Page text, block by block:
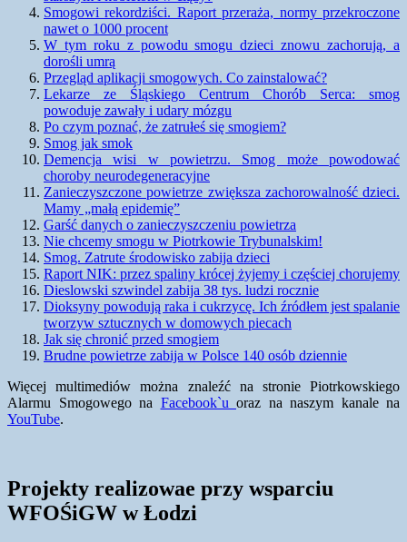
Smogowi rekordziści. Raport przeraża, normy przekroczone
nawet o 1000 procent
W tym roku z powodu smogu dzieci znowu zachorują, a
dorośli umrą
Przegląd aplikacji smogowych. Co zainstalować?
Lekarze ze Śląskiego Centrum Chorób Serca: smog
powoduje zawały i udary mózgu
Po czym poznać, że zatrułeś się smogiem?
Smog jak smok
Demencja wisi w powietrzu. Smog może powodować
choroby neurodegeneracyjne
Zanieczyszczone powietrze zwiększa zachorowalność dzieci.
Mamy „małą epidemię”
Garść danych o zanieczyszczeniu powietrza
Nie chcemy smogu w Piotrkowie Trybunalskim!
Smog. Zatrute środowisko zabija dzieci
Raport NIK: przez spaliny krócej żyjemy i częściej chorujemy
Dieslowski szwindel zabija 38 tys. ludzi rocznie
Dioksyny powodują raka i cukrzycę. Ich źródłem jest spalanie
tworzyw sztucznych w domowych piecach
Jak się chronić przed smogiem
Brudne powietrze zabija w Polsce 140 osób dziennie
Więcej multimediów można znaleźć na stronie Piotrkowskiego
Alarmu Smogowego na Facebook`u oraz na naszym kanale na
YouTube.
Projekty realizowae przy wsparciu
WFOŚiGW w Łodzi